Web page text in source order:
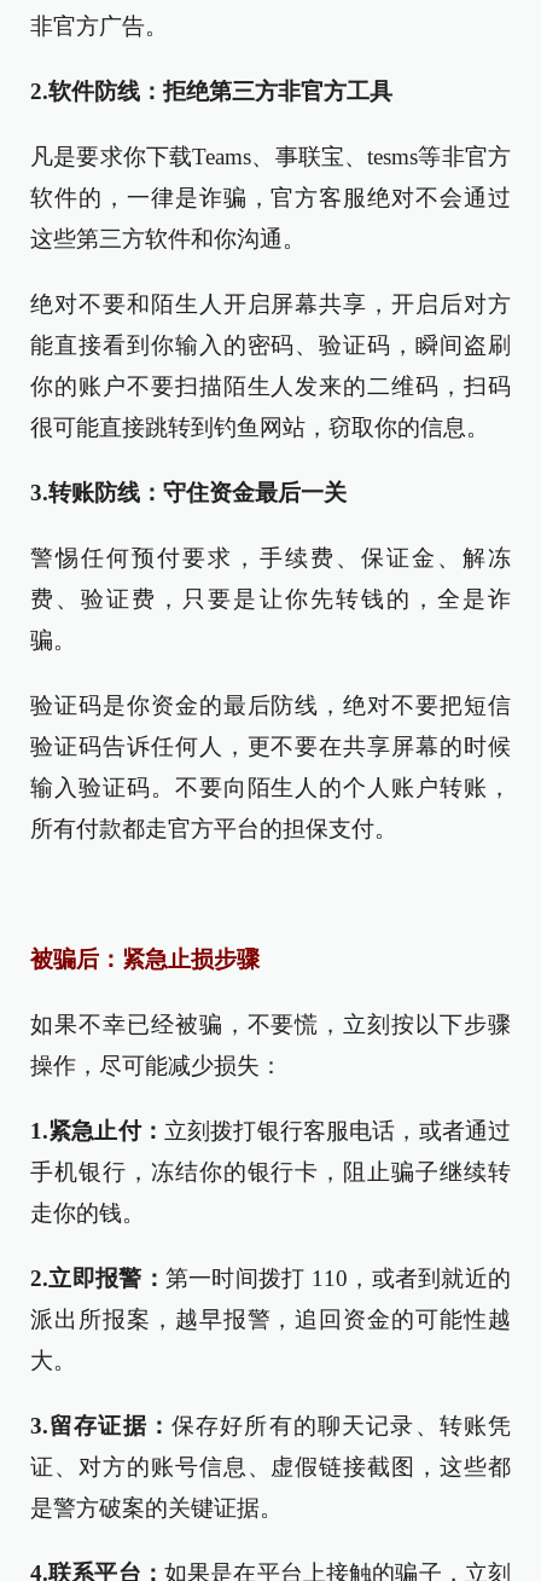
非官方广告。
2.软件防线：拒绝第三方非官方工具
凡是要求你下载Teams、事联宝、tesms等非官方
软件的，一律是诈骗，官方客服绝对不会通过
这些第三方软件和你沟通。
绝对不要和陌生人开启屏幕共享，开启后对方
能直接看到你输入的密码、验证码，瞬间盗刷
你的账户不要扫描陌生人发来的二维码，扫码
很可能直接跳转到钓鱼网站，窃取你的信息。
3.转账防线：守住资金最后一关
警惕任何预付要求，手续费、保证金、解冻
费、验证费，只要是让你先转钱的，全是诈
骗。
验证码是你资金的最后防线，绝对不要把短信
验证码告诉任何人，更不要在共享屏幕的时候
输入验证码。不要向陌生人的个人账户转账，
所有付款都走官方平台的担保支付。
被骗后：紧急止损步骤
如果不幸已经被骗，不要慌，立刻按以下步骤
操作，尽可能减少损失：
1.紧急止付： 立刻拨打银行客服电话，或者通过
手机银行，冻结你的银行卡，阻止骗子继续转
走你的钱。
2.立即报警： 第一时间拨打 110，或者到就近的
派出所报案，越早报警，追回资金的可能性越
大。
3.留存证据： 保存好所有的聊天记录、转账凭
证、对方的账号信息、虚假链接截图，这些都
是警方破案的关键证据。
4.联系平台： 如果是在平台上接触的骗子，立刻